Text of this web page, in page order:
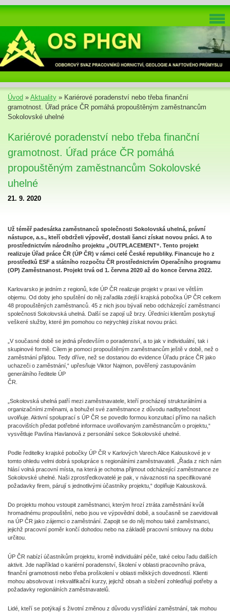
Úvod » Aktuality » Kariérové poradenství nebo třeba finanční
gramotnost. Úřad práce ČR pomáhá propouštěným zaměstnancům
Sokolovské uhelné
Kariérové poradenství nebo třeba finanční
gramotnost. Úřad práce ČR pomáhá
propouštěným zaměstnancům Sokolovské
uhelné
21. 9. 2020
Už téměř padesátka zaměstnanců společnosti Sokolovská uhelná, právní
nástupce, a.s., kteří obdrželi výpověď, dostali šanci získat novou práci. A to
prostřednictvím národního projektu „OUTPLACEMENT“. Tento projekt
realizuje Úřad práce ČR (ÚP ČR) v rámci celé České republiky. Financuje ho z
prostředků ESF a státního rozpočtu ČR prostřednictvím Operačního programu
(OP) Zaměstnanost. Projekt trvá od 1. června 2020 až do konce června 2022.
Karlovarsko je jedním z regionů, kde ÚP ČR realizuje projekt v praxi ve větším
objemu. Od doby jeho spuštění do něj zařadila zdejší krajská pobočka ÚP ČR celkem
48 propouštěných zaměstnanců. 45 z nich jsou bývalí nebo odcházející zaměstnanci
společnosti Sokolovská uhelná. Další se zapojí už brzy. Úředníci klientům poskytují
veškeré služby, které jim pomohou co nejrychleji získat novou práci.
„V současné době se jedná především o poradenství, a to jak v individuální, tak i
skupinové formě. Cílem je pomoci propouštěným zaměstnancům ještě v době, než o
zaměstnání přijdou. Tedy dříve, než se dostanou do evidence Úřadu práce ČR jako
uchazeči o zaměstnání,“ upřesňuje Viktor Najmon, pověřený zastupováním
generálního ředitele ÚP
ČR.
„Sokolovská uhelná patří mezi zaměstnavatele, kteří procházejí strukturálními a
organizačními změnami, a bohužel své zaměstnance z důvodu nadbytečnost
uvolňuje. Aktivní spoluprací s ÚP ČR se povedlo formou konzultací přímo na našich
pracovištích předat potřebné informace uvolňovaným zaměstnancům o projektu,“
vysvětluje Pavlína Havlanová z personální sekce Sokolovské uhelné.
Podle ředitelky krajské pobočky ÚP ČR v Karlových Varech Alice Kalouskové je v
tomto ohledu velmi dobrá spolupráce s regionálními zaměstnavateli. „Řada z nich nám
hlásí volná pracovní místa, na která je ochotna přijmout odcházející zaměstnance ze
Sokolovské uhelné. Naši zprostředkovatelé je pak, v návaznosti na specifikované
požadavky firem, párují s jednotlivými účastníky projektu,“ doplňuje Kalousková.
Do projektu mohou vstoupit zaměstnanci, kterým hrozí ztráta zaměstnání kvůli
hromadnému propouštění, nebo jsou ve výpovědní době, a současně se zaevidovali
na ÚP ČR jako zájemci o zaměstnání. Zapojit se do něj mohou také zaměstnanci,
jejichž pracovní poměr končí dohodou nebo na základě pracovní smlouvy na dobu
určitou.
ÚP ČR nabízí účastníkům projektu, kromě individuální péče, také celou řadu dalších
aktivit. Jde například o kariérní poradenství, školení v oblasti pracovního práva,
finanční gramotnosti nebo třeba proškolení v oblasti měkkých dovedností. Klienti
mohou absolvovat i rekvalifikační kurzy, jejichž obsah a složení zohledňují potřeby a
požadavky regionálních zaměstnavatelů.
Lidé, kteří se potýkají s životní změnou z důvodu vystřídání zaměstnání, tak mohou